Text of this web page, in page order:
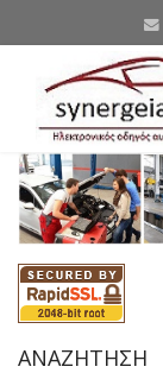
ΑΝΑΖΗΤΗΣΗ